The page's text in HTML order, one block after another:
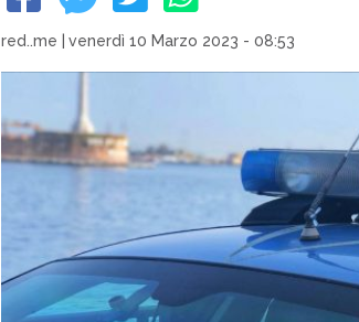
red..me venerdì 10 Marzo 2023 - 08:53